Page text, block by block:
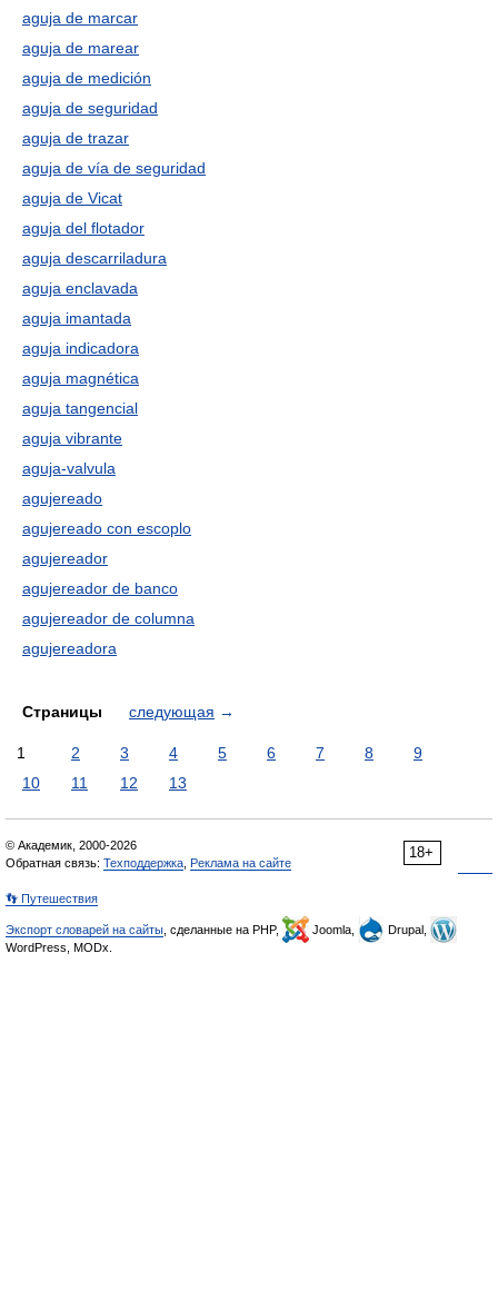
aguja de marcar
aguja de marear
aguja de medición
aguja de seguridad
aguja de trazar
aguja de vía de seguridad
aguja de Vicat
aguja del flotador
aguja descarriladura
aguja enclavada
aguja imantada
aguja indicadora
aguja magnética
aguja tangencial
aguja vibrante
aguja-valvula
agujereado
agujereado con escoplo
agujereador
agujereador de banco
agujereador de columna
agujereadora
Страницы следующая →
1 2 3 4 5 6 7 8
9
10
11 12 13
18+
© Академик, 2000-2026
Обратная связь: Техподдержка Реклама на сайте
👣 Путешествия
Экспорт словарей на сайты , сделанные на PHP, Joomla,
Drupal,
WordPress, MODx.